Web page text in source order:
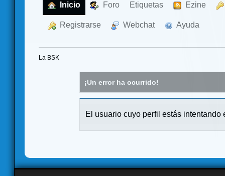
Inicio Foro Etiquetas Ezine
Registrarse Webchat Ayuda
La BSK
¡Un error ha ocurrido!
El usuario cuyo perfil estás intentando